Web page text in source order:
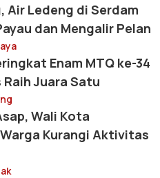
Air Ledeng di Serdam
dan Mengalir Pelan
Enam MTQ ke-34
Juara Satu
Wali Kota
Kurangi Aktivitas